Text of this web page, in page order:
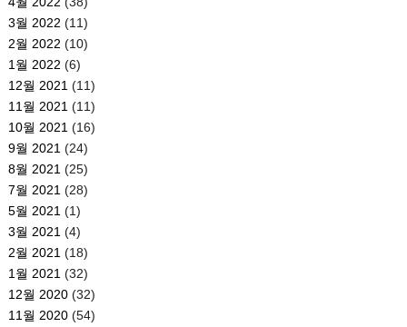
3월 2022 (11)
2월 2022 (10)
1월 2022 (6)
12월 2021 (11)
11월 2021 (11)
10월 2021 (16)
9월 2021 (24)
8월 2021 (25)
7월 2021 (28)
5월 2021 (1)
3월 2021 (4)
2월 2021 (18)
1월 2021 (32)
12월 2020(32)
11월 2020(54)